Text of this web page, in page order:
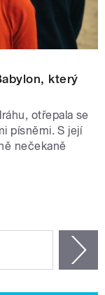
který
otřepala se
písněmi. S její
nečekaně